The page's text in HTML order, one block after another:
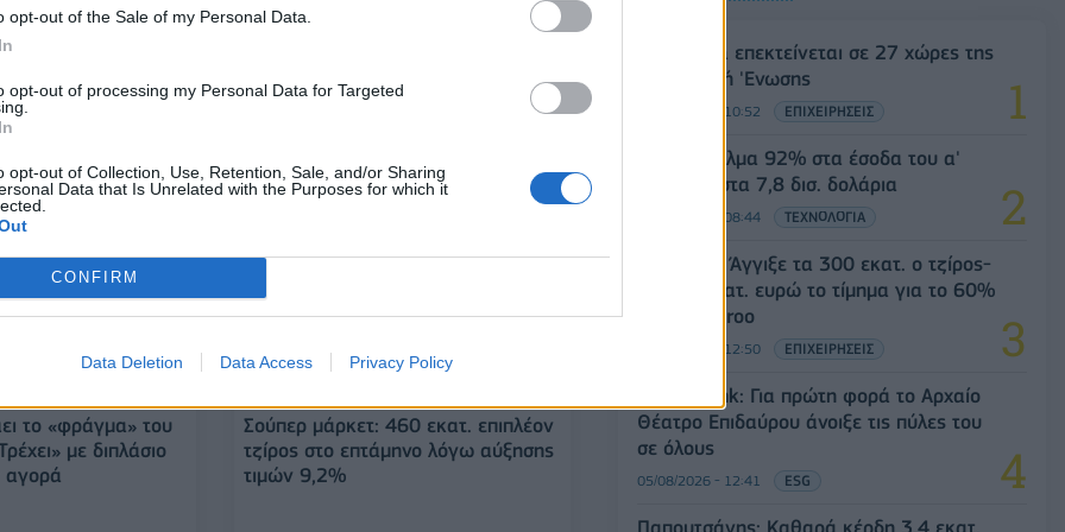
opt-out of the Sale of my Personal Data.
opt-out of processing my Personal Data for Targeted
opt-out of Collection, Use, Retention, Sale, and/or Sharing
Data that Is Unrelated with the Purposes for which it
CONFIRM
Data Deletion Data Access Privacy Policy
Υψηλό πενταετίας
έφυγε από το
Μondelez Ελλάς: Στα 170 εκατ. ο
Chipita
το «φράγμα» του
με διπλάσιο
αγορά
Σούπερ μάρκετ: 460 εκατ. επιπλέον
τζίρος στο επτάμηνο λόγω αύξησης
τιμών 9,2%
Η Vendora επεκτείνεται σε 27 χώρες της
Ευρωπαϊκή 'Ενωσης
05/08/2026 - 10:52 ΕΠΙΧΕΙΡΗΣΕΙΣ
SpaceX: Άλμα 92% στα έσοδα του α'
τριμήνου στα 7,8 δισ. δολάρια
05/08/2026 - 08:44 ΤΕΧΝΟΛΟΓΙΑ
Evergood: Άγγιξε τα 300 εκατ. ο τζίρος-
Στα 10 εκατ. ευρώ το τίμημα για το 60%
του Jackaroo
05/08/2026 - 12:50 ΕΠΙΧΕΙΡΗΣΕΙΣ
Alpha Bank: Για πρώτη φορά το Αρχαίο
Θέατρο Επιδαύρου άνοιξε τις πύλες του
σε όλους
05/08/2026 - 12:41 ESG
Παπουτσάνης: Καθαρά κέρδη 3,4 εκατ.